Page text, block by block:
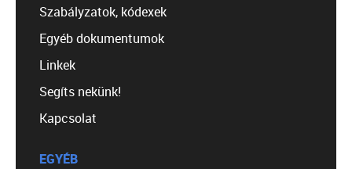
Szabályzatok, kódexek
Egyéb dokumentumok
Linkek
Segíts nekünk!
Kapcsolat
EGYÉB